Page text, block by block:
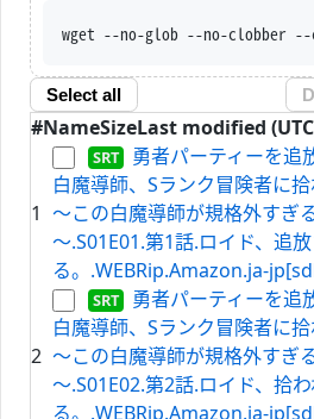
wget --no-glob --no-
Select all
#NameSizeLast modified
1
勇者パーティーを追
白魔導師、Sランク冒険者に
～この白魔導師が規格外すぎ
～.S01E01.第1話.ロイド、追
る。.WEBRip.Amazon.ja-
2
勇者パーティーを追
白魔導師、Sランク冒険者に
～この白魔導師が規格外すぎ
～.S01E02.第2話.ロイド、拾
る。.WEBRip.Amazon.ja-